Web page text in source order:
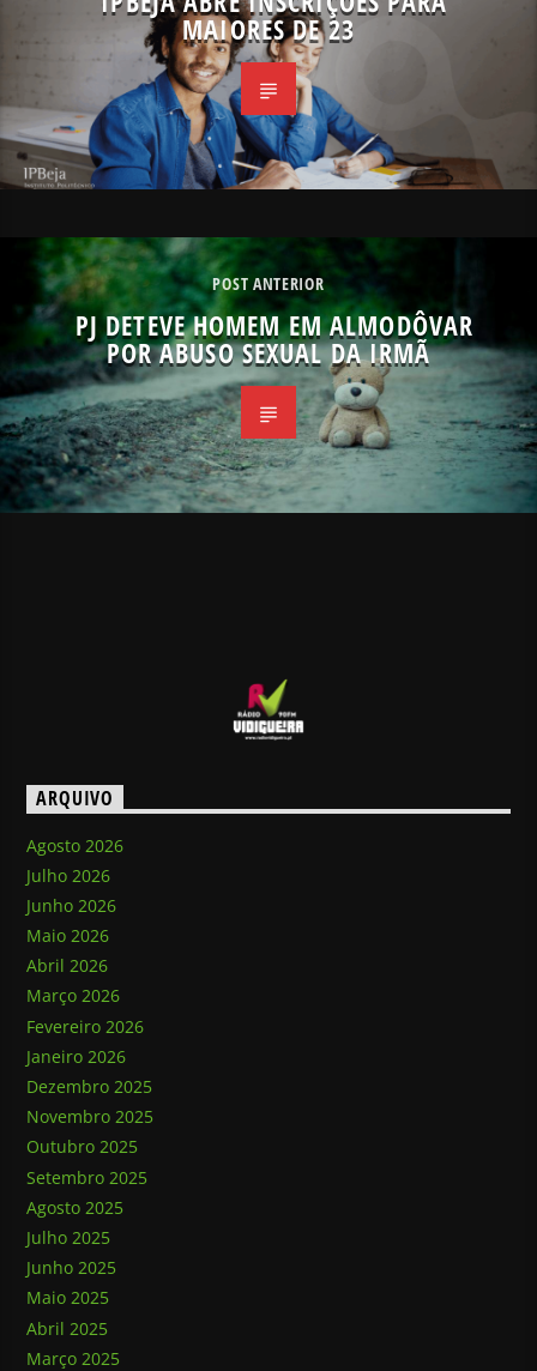
MAIORES DE 23
POST ANTERIOR
PJ DETEVE HOMEM EM ALMODÔVAR
POR ABUSO SEXUAL DA IRMÃ
ARQUIVO
Agosto 2026
Julho 2026
Junho 2026
Maio 2026
Abril 2026
Março 2026
Fevereiro 2026
Janeiro 2026
Dezembro 2025
Novembro 2025
Outubro 2025
Setembro 2025
Agosto 2025
Julho 2025
Junho 2025
Maio 2025
Abril 2025
Março 2025